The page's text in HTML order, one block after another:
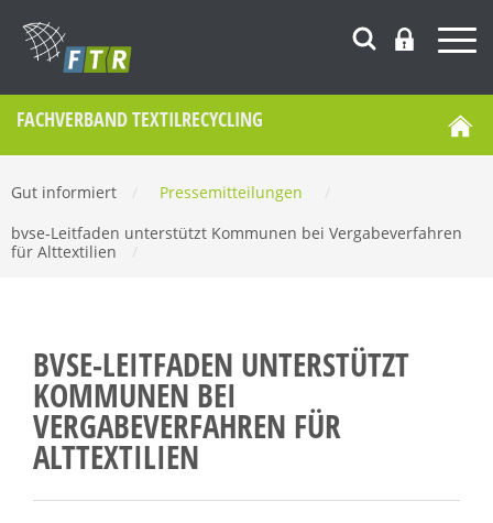
FACHVERBAND TEXTILRECYCLING
Gut informiert Pressemitteilungen
bvse-Leitfaden unterstützt Kommunen bei Vergabeverfahren
für Alttextilien
BVSE-LEITFADEN UNTERSTÜTZT
KOMMUNEN BEI
VERGABEVERFAHREN FÜR
ALTTEXTILIEN